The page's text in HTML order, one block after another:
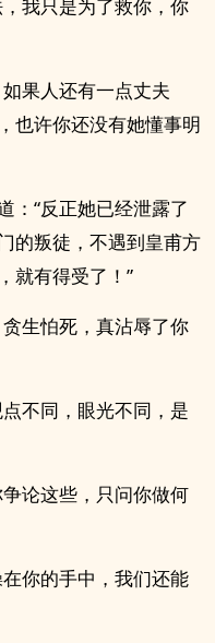
我只是为了救你，你
果人还有一点丈夫
也许你还没有她懂事明
：“反正她已经泄露了
的叛徒，不遇到皇甫方
就有得受了！”
生怕死，真沾辱了你
不同，眼光不同，是
论这些，只问你做何
你的手中，我们还能